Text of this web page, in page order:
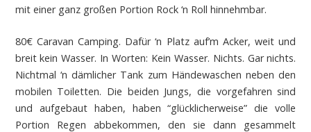
mit einer ganz großen Portion Rock ‘n Roll hinnehmbar.
80€ Caravan Camping. Dafür ‘n Platz auf’m Acker, weit und
breit kein Wasser. In Worten: Kein Wasser. Nichts. Gar nichts.
Nichtmal ‘n dämlicher Tank zum Händewaschen neben den
mobilen Toiletten. Die beiden Jungs, die vorgefahren sind
und aufgebaut haben, haben “glücklicherweise” die volle
Portion Regen abbekommen, den sie dann gesammelt